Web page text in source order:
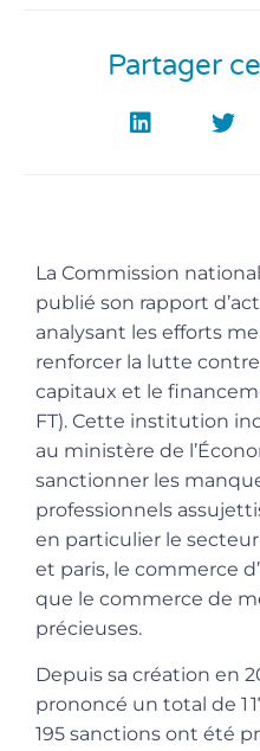
Partager
La Commission
publié son rapport
analysant les efforts
renforcer la lutte
capitaux et le
FT). Cette institution
au ministère de
sanctionner les
professionnels
en particulier le
et paris, le commerce
que le commerce de
précieuses.
Depuis sa création en
prononcé un total de 1
195 sanctions ont été